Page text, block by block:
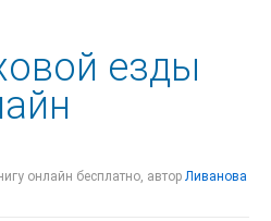
езды
онлайн бесплатно, автор Ливанова